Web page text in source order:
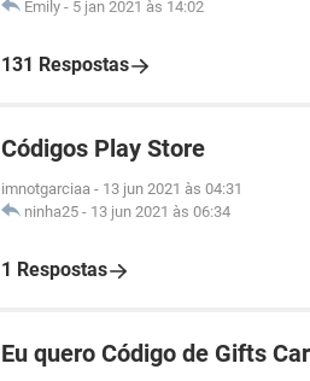
Emily - 5 jan 2021 às 14:02
131 Respostas
Códigos Play Store
imnotgarciaa - 13 jun 2021 às 04:31
ninha25 - 13 jun 2021 às 06:34
1 Respostas
Eu quero Código de Gifts